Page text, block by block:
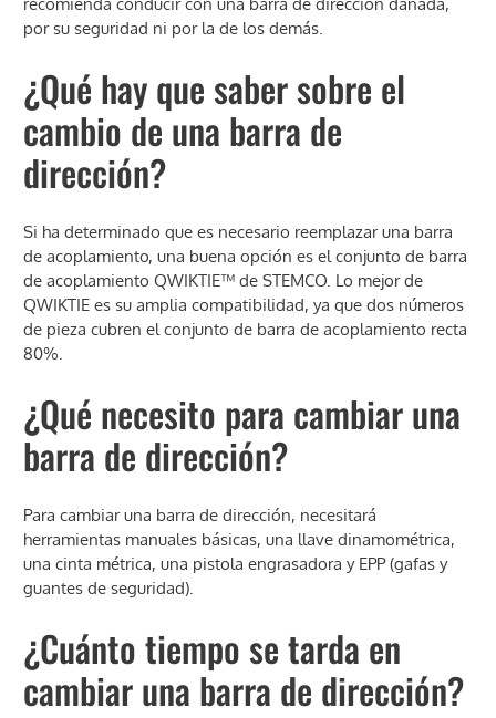
por su seguridad ni por la de los demás.
¿Qué hay que saber sobre el
cambio de una barra de
dirección?
Si ha determinado que es necesario reemplazar una barra
de acoplamiento, una buena opción es el conjunto de barra
de acoplamiento QWIKTIE™ de STEMCO. Lo mejor de
QWIKTIE es su amplia compatibilidad, ya que dos números
de pieza cubren el conjunto de barra de acoplamiento recta
80%.
¿Qué necesito para cambiar una
barra de dirección?
Para cambiar una barra de dirección, necesitará
herramientas manuales básicas, una llave dinamométrica,
una cinta métrica, una pistola engrasadora y EPP (gafas y
guantes de seguridad).
¿Cuánto tiempo se tarda en
cambiar una barra de dirección?